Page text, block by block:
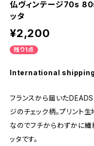
仏ヴィンテージ70s
ッタ
¥2,200
残り1点
International
フランスから届いた
ジのチェック柄。プリント
なのでフチからわずかに繊
ッタです。